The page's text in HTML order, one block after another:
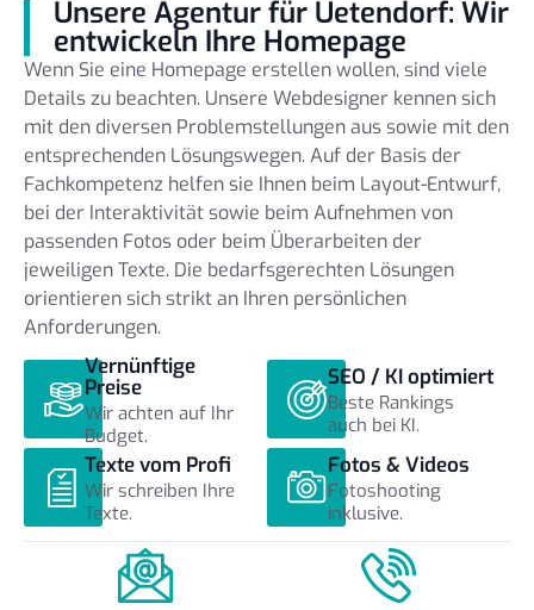
Unsere Agentur für Uetendorf: Wir
entwickeln Ihre Homepage
Wenn Sie eine Homepage erstellen wollen, sind viele
Details zu beachten. Unsere Webdesigner kennen sich
mit den diversen Problemstellungen aus sowie mit den
entsprechenden Lösungswegen. Auf der Basis der
Fachkompetenz helfen sie Ihnen beim Layout-Entwurf,
bei der Interaktivität sowie beim Aufnehmen von
passenden Fotos oder beim Überarbeiten der
jeweiligen Texte. Die bedarfsgerechten Lösungen
orientieren sich strikt an Ihren persönlichen
Anforderungen.
Vernünftige
Preise
Wir achten auf Ihr
Budget.
SEO / KI optimiert
Beste Rankings
auch bei KI.
Texte vom Profi
Wir schreiben Ihre
Texte.
Fotos & Videos
Fotoshooting
inklusive.